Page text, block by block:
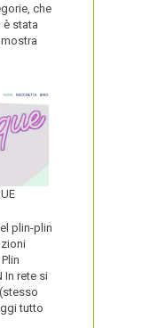
che
stata
plin-plin
In rete si
tutto